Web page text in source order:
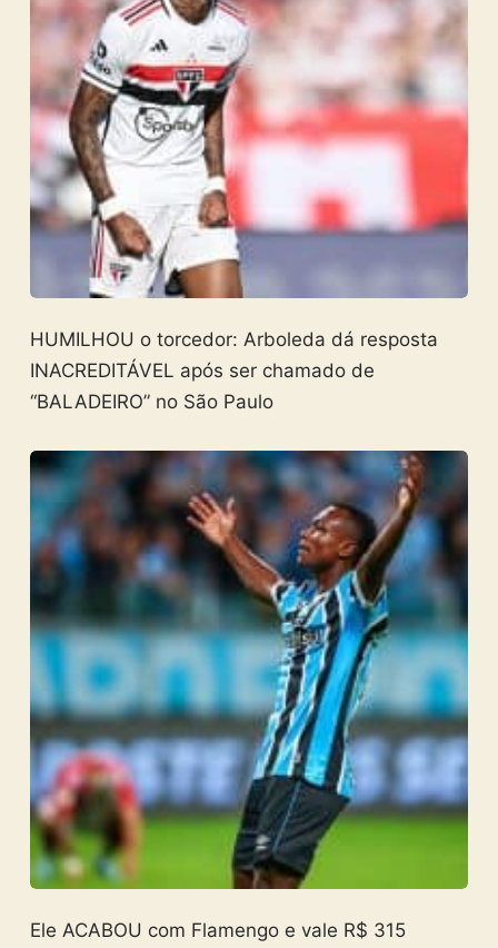
HUMILHOU o torcedor: Arboleda dá resposta
INACREDITÁVEL após ser chamado de
“BALADEIRO” no São Paulo
Ele ACABOU com Flamengo e vale R$ 315